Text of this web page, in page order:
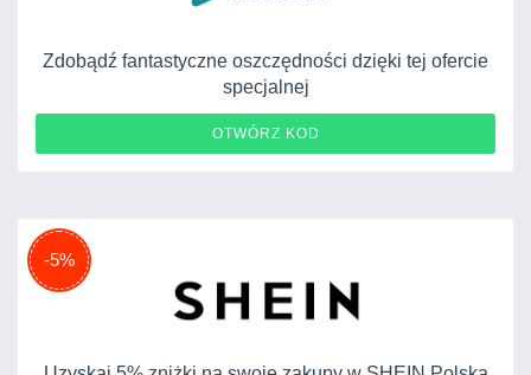
Zdobądź fantastyczne oszczędności dzięki tej ofercie
specjalnej
OTWÓRZ KOD
-5%